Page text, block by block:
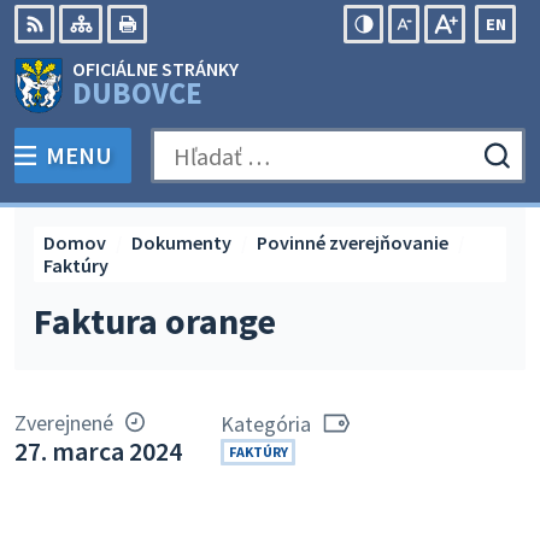
Preskočiť
na
obsah
RSS Mapa
EN
OFICIÁLNE STRÁNKY
DUBOVCE
PREPNÚŤ
MENU Hľadať:
Faktura orange
Domov Dokumenty
Povinné zverejňovanie
Faktúry
Zverejnené
27. marca 2024
Kategória
FAKTÚRY